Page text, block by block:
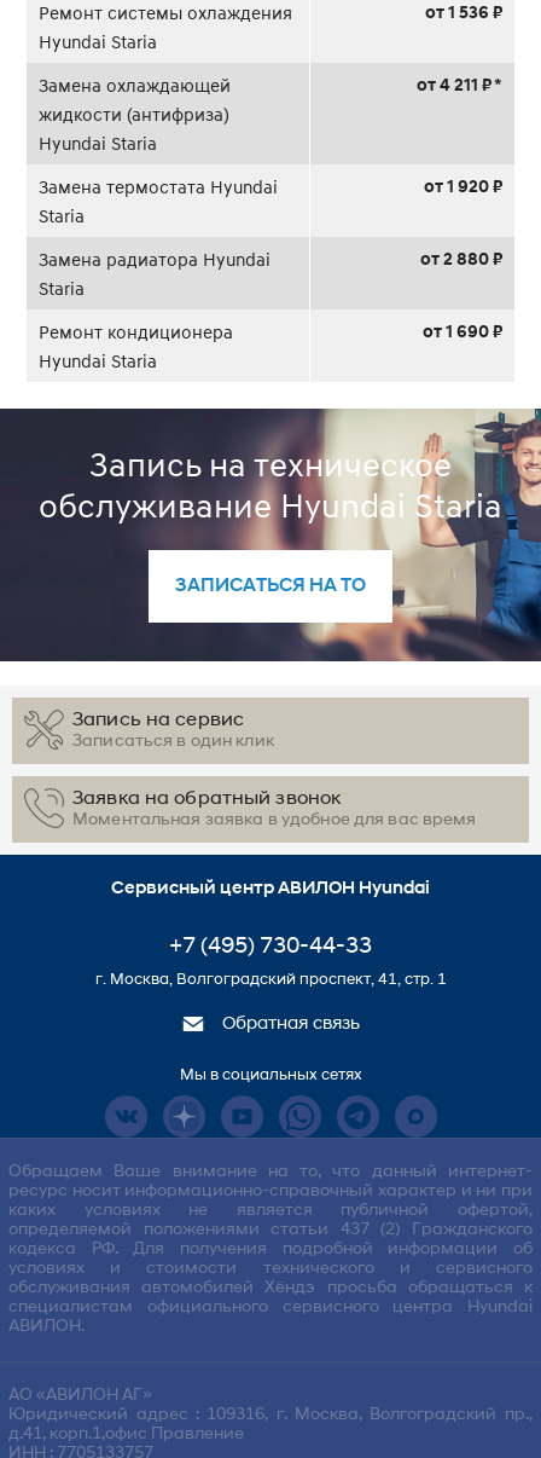
Ремонт системы охлаждения
Hyundai Staria
от 1 536 ₽
Замена охлаждающей
жидкости (антифриза)
Hyundai Staria
от 4 211 ₽ *
Замена термостата Hyundai
Staria
от 1 920 ₽
Замена радиатора Hyundai
Staria
от 2 880 ₽
Ремонт кондиционера
Hyundai Staria
от 1 690 ₽
Запись на техническое
обслуживание Hyundai Staria
ЗАПИСАТЬСЯ НА ТО
Запись на сервис
Записаться в один клик
Заявка на обратный звонок
Моментальная заявка в удобное для вас время
Сервисный центр АВИЛОН Hyundai
+7 (495) 730-44-33
г. Москва, Волгоградский проспект, 41, стр. 1
Обратная связь
Мы в социальных сетях
Обращаем Ваше внимание на то, что данный интернет-
ресурс носит информационно-справочный характер и ни при
каких условиях не является публичной офертой,
определяемой положениями статьи 437 (2) Гражданского
кодекса РФ. Для получения подробной информации об
условиях и стоимости технического и сервисного
обслуживания автомобилей Хёндэ просьба обращаться к
специалистам официального сервисного центра Hyundai
АВИЛОН.
АО «АВИЛОН АГ»
Юридический адрес : 109316, г. Москва, Волгоградский пр.,
д.41, корп.1,офис Правление
ИНН : 7705133757